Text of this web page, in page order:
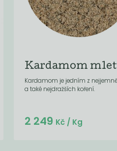
Kardamom
Kardamom je jedním z
a také nejdražších koření.
Do košíku:
2 249 Kč/ Kg